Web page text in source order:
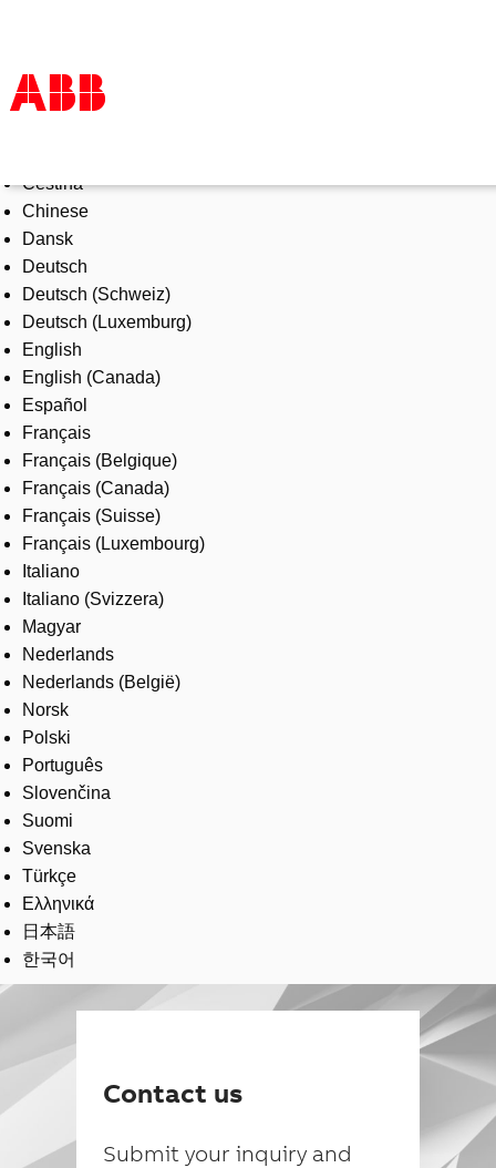
Products & Solutions
Industries
Services
About us
Where to buy
Contact us
Careers
Čeština
Chinese
Dansk
Deutsch
Deutsch (Schweiz)
Deutsch (Luxemburg)
English
English (Canada)
Español
Français
Français (Belgique)
Français (Canada)
Français (Suisse)
Français (Luxembourg)
Italiano
Italiano (Svizzera)
Magyar
Nederlands
Nederlands (België)
Norsk
Polski
Português
Slovenčina
Suomi
Svenska
Türkçe
Ελληνικά
日本語
한국어
Contact us
Submit your inquiry and